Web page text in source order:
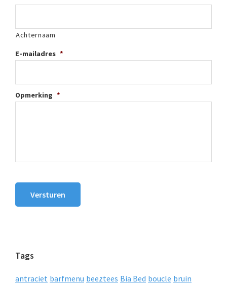
Achternaam
E-mailadres *
Opmerking *
Versturen
Tags
antraciet barfmenu beeztees Bia Bed boucle bruin